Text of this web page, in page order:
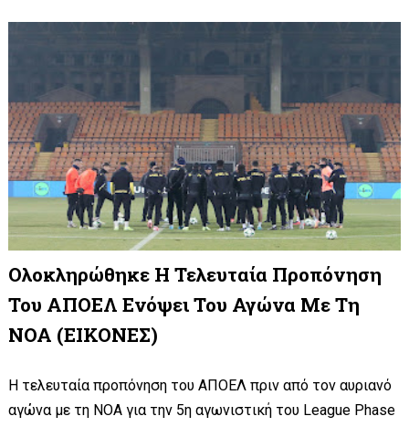
Ολοκληρώθηκε Η Τελευταία Προπόνηση
Του ΑΠΟΕΛ Ενόψει Του Αγώνα Με Τη
ΝΟΑ (ΕΙΚΟΝΕΣ)
Η τελευταία προπόνηση του ΑΠΟΕΛ πριν από τον αυριανό
αγώνα με τη ΝΟΑ για την 5η αγωνιστική του League Phase